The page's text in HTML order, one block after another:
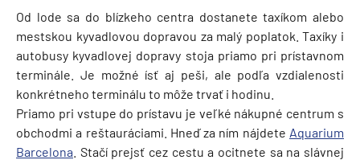
Od lode sa do blízkeho centra dostanete taxíkom alebo
mestskou kyvadlovou dopravou za malý poplatok. Taxíky i
autobusy kyvadlovej dopravy stoja priamo pri prístavnom
terminále. Je možné ísť aj peši, ale podľa vzdialenosti
konkrétneho terminálu to môže trvať i hodinu.
Priamo pri vstupe do prístavu je veľké nákupné centrum s
obchodmi a reštauráciami. Hneď za ním nájdete Aquarium
Barcelona . Stačí prejsť cez cestu a ocitnete sa na slávnej